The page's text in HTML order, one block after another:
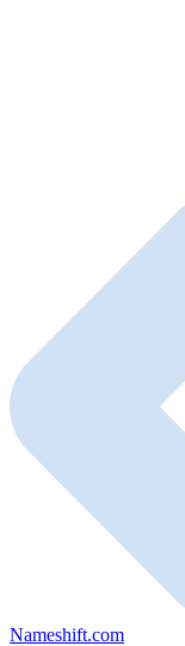
Nameshift.com